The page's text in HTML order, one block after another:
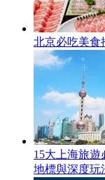
北京必吃美食
15大上海旅
地標與深度玩